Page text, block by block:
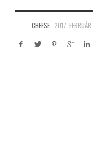
CHEESE 2017. FEBRUÁR